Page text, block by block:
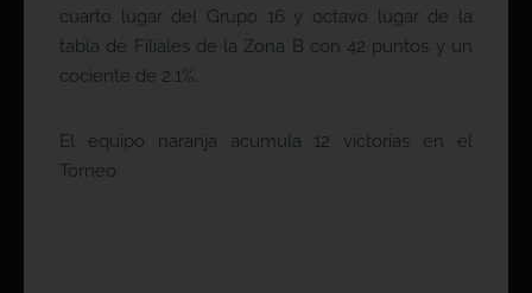
cuarto lugar del Grupo 16 y octavo lugar de la
tabla de Filiales de la Zona B con 42 puntos y un
cociente de 2.1%.
El equipo naranja acumula 12 victorias en el
Torneo.